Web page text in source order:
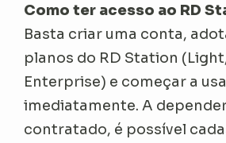
Como ter acesso ao RD
Basta criar uma conta,
planos do RD Station
Enterprise) e começar a
imediatamente. A
contratado, é possível